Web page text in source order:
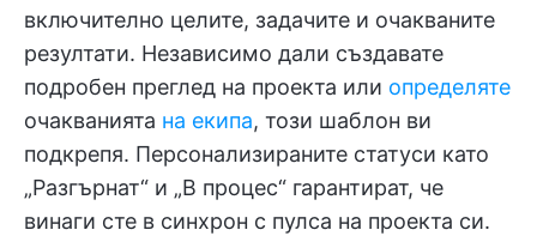
включително целите, задачите и очакваните
резултати. Независимо дали създавате
подробен преглед на проекта или определяте
очакванията на екипа, този шаблон ви
подкрепя. Персонализираните статуси като
„Разгърнат“ и „В процес“ гарантират, че
винаги сте в синхрон с пулса на проекта си.